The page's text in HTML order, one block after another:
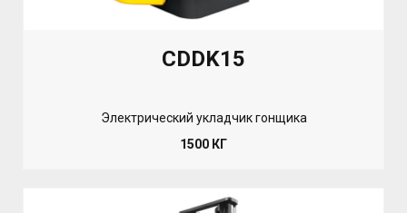
CDDK15
Электрический укладчик гонщика
1500 КГ